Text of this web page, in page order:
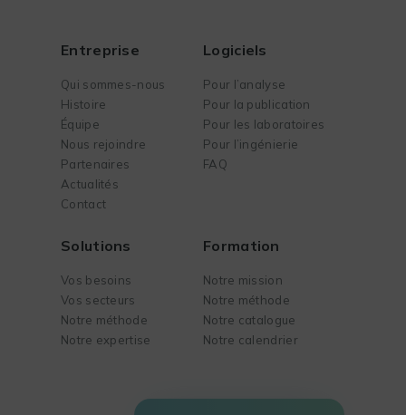
Entreprise
Qui sommes-nous
Histoire
Équipe
Nous rejoindre
Partenaires
Actualités
Contact
Logiciels
Pour l’analyse
Pour la publication
Pour les laboratoires
Pour l’ingénierie
FAQ
Solutions
Vos besoins
Vos secteurs
Notre méthode
Notre expertise
Formation
Notre mission
Notre méthode
Notre catalogue
Notre calendrier